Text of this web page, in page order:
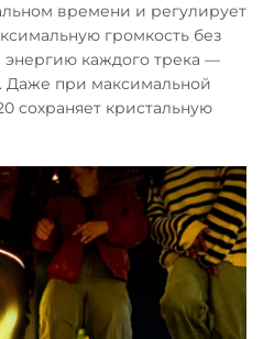
времени и регулирует
громкость без
энергию каждого трека —
Даже при максимальной
сохраняет кристальную